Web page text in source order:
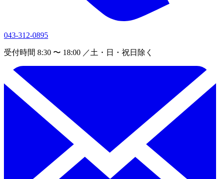
043-312-0895
受付時間 8:30 〜 18:00 ／土・日・祝日除く